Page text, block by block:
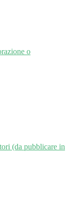
o
(da pubblicare in